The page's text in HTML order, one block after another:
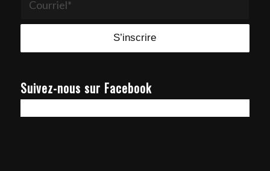
Suivez-nous sur Facebook